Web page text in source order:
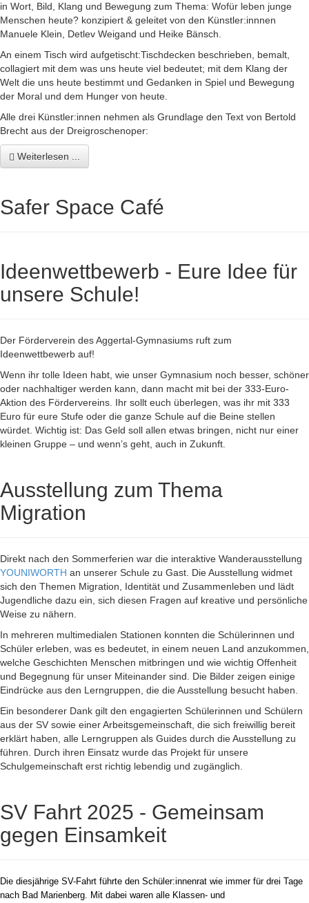
in Wort, Bild, Klang und Bewegung zum Thema: Wofür leben junge
Menschen heute? konzipiert & geleitet von den Künstler:innnen
Manuele Klein, Detlev Weigand und Heike Bänsch.
An einem Tisch wird aufgetischt:Tischdecken beschrieben, bemalt,
collagiert mit dem was uns heute viel bedeutet; mit dem Klang der
Welt die uns heute bestimmt und Gedanken in Spiel und Bewegung
der Moral und dem Hunger von heute.
Alle drei Künstler:innen nehmen als Grundlage den Text von Bertold
Brecht aus der Dreigroschenoper:
Weiterlesen ...
Safer Space Café
Ideenwettbewerb - Eure Idee für
unsere Schule!
Der Förderverein des Aggertal-Gymnasiums ruft zum
Ideenwettbewerb auf!
Wenn ihr tolle Ideen habt, wie unser Gymnasium noch besser, schöner
oder nachhaltiger werden kann, dann macht mit bei der 333-Euro-
Aktion des Fördervereins. Ihr sollt euch überlegen, was ihr mit 333
Euro für eure Stufe oder die ganze Schule auf die Beine stellen
würdet. Wichtig ist: Das Geld soll allen etwas bringen, nicht nur einer
kleinen Gruppe – und wenn’s geht, auch in Zukunft.
Ausstellung zum Thema
Migration
Direkt nach den Sommerferien war die interaktive Wanderausstellung
YOUNIWORTH an unserer Schule zu Gast. Die Ausstellung widmet
sich den Themen Migration, Identität und Zusammenleben und lädt
Jugendliche dazu ein, sich diesen Fragen auf kreative und persönliche
Weise zu nähern.
In mehreren multimedialen Stationen konnten die Schülerinnen und
Schüler erleben, was es bedeutet, in einem neuen Land anzukommen,
welche Geschichten Menschen mitbringen und wie wichtig Offenheit
und Begegnung für unser Miteinander sind. Die Bilder zeigen einige
Eindrücke aus den Lerngruppen, die die Ausstellung besucht haben.
Ein besonderer Dank gilt den engagierten Schülerinnen und Schülern
aus der SV sowie einer Arbeitsgemeinschaft, die sich freiwillig bereit
erklärt haben, alle Lerngruppen als Guides durch die Ausstellung zu
führen. Durch ihren Einsatz wurde das Projekt für unsere
Schulgemeinschaft erst richtig lebendig und zugänglich.
SV Fahrt 2025 - Gemeinsam
gegen Einsamkeit
Die diesjährige SV-Fahrt führte den Schüler:innenrat wie immer für drei Tage
nach Bad Marienberg. Mit dabei waren alle Klassen- und